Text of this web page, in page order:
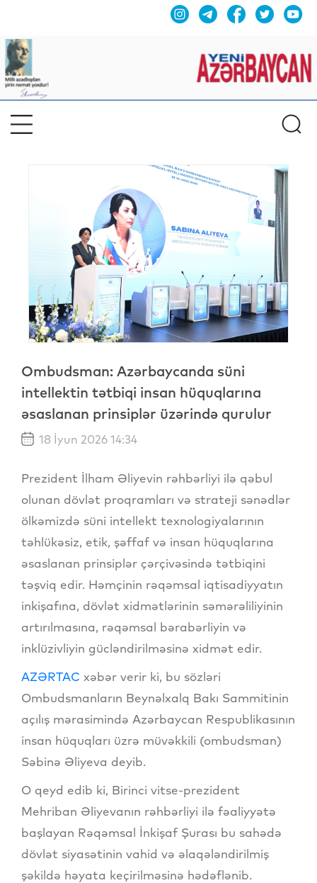
Ombudsman: Azərbaycanda süni
intellektin tətbiqi insan hüquqlarına
əsaslanan prinsiplər üzərində qurulur
18 İyun 2026 14:34
Prezident İlham Əliyevin rəhbərliyi ilə qəbul
olunan dövlət proqramları və strateji sənədlər
ölkəmizdə süni intellekt texnologiyalarının
təhlükəsiz, etik, şəffaf və insan hüquqlarına
əsaslanan prinsiplər çərçivəsində tətbiqini
təşviq edir. Həmçinin rəqəmsal iqtisadiyyatın
inkişafına, dövlət xidmətlərinin səmərəliliyinin
artırılmasına, rəqəmsal bərabərliyin və
inklüzivliyin gücləndirilməsinə xidmət edir.
AZƏRTAC xəbər verir ki, bu sözləri
Ombudsmanların Beynəlxalq Bakı Sammitinin
açılış mərasimində Azərbaycan Respublikasının
insan hüquqları üzrə müvəkkili (ombudsman)
Səbinə Əliyeva deyib.
O qeyd edib ki, Birinci vitse-prezident
Mehriban Əliyevanın rəhbərliyi ilə fəaliyyətə
başlayan Rəqəmsal İnkişaf Şurası bu sahədə
dövlət siyasətinin vahid və əlaqələndirilmiş
şəkildə həyata keçirilməsinə hədəflənib.